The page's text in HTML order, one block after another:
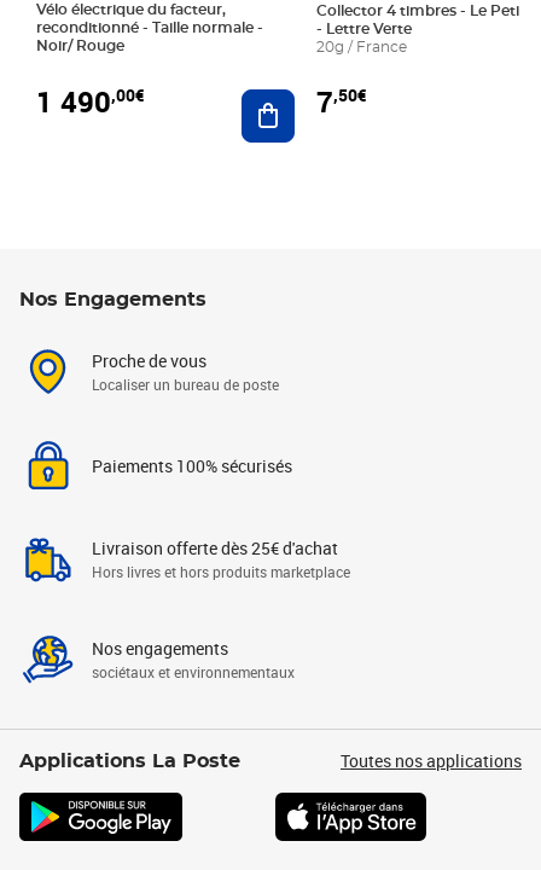
Vélo électrique du facteur,
reconditionné - Taille normale -
Noir/ Rouge
1 490,00€ Ajouter au panier
Collector 4 timbres - Le Petit
- Lettre Verte
20g / France
7,50€
Nos Engagements
Proche de vous
Localiser un bureau de poste
Paiements 100% sécurisés
Livraison offerte dès 25€ d'achat
Hors livres et hors produits marketplace
Nos engagements
sociétaux et environnementaux
Applications La Poste Toutes nos applications